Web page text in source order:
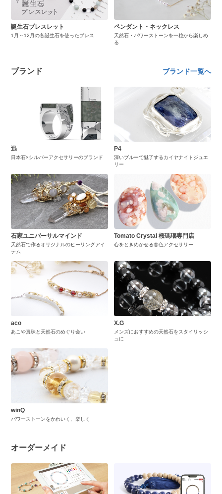
誕生石ブレスレット
1月～12月の各誕生石を使ったブレス
ペンダント・ネックレス
天然石・パワーストーンを一粒から楽しめ
る
ブランド ブランド一覧へ
迅
日本石×シルバーアクセサリーのブランド
P4
深いブルーで魅了するカイヤナイトジュエ
リー
石家ユニバーサルマインド
天然石で作るオリジナルのヒーリングアイ
テム
Tomato Crystal 桜瑪瑙専門店
心をときめかせる春色アクセサリー
aco
あこや真珠と天然石のめぐり会い
X.G
メンズにおすすめの天然石をスタイリッシ
ュに
winQ
パワーストーンをかわいく、楽しく
オーダーメイド